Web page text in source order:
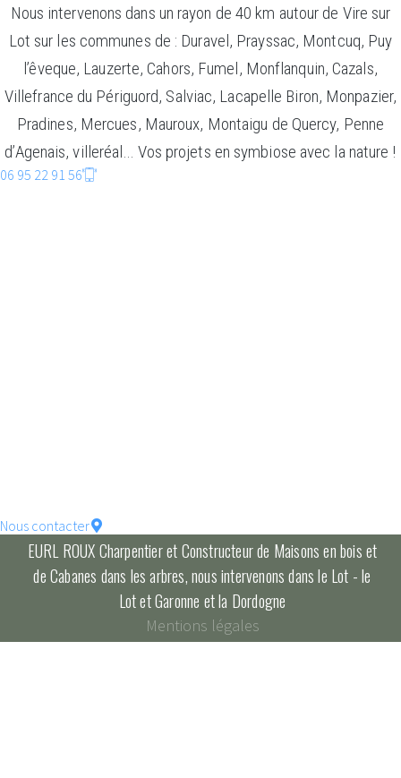
Nous intervenons dans un rayon de 40 km autour de Vire sur
Lot sur les communes de : Duravel, Prayssac, Montcuq, Puy
l’êveque, Lauzerte, Cahors, Fumel, Monflanquin, Cazals,
Villefrance du Périguord, Salviac, Lacapelle Biron, Monpazier,
Pradines, Mercues, Mauroux, Montaigu de Quercy, Penne
d’Agenais, villeréal… Vos projets en symbiose avec la nature !
06 95 22 91 56
Nous contacter
EURL ROUX Charpentier et Constructeur de Maisons en bois et
de Cabanes dans les arbres, nous intervenons dans le Lot - le
Lot et Garonne et la Dordogne
Mentions légales